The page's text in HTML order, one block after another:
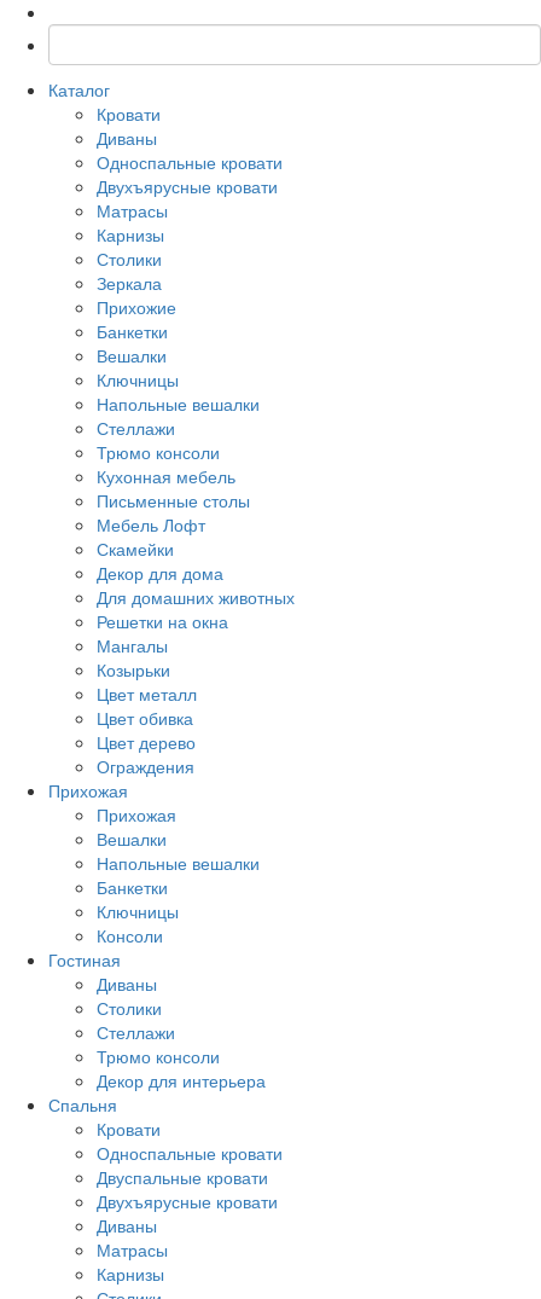
Каталог
Кровати
Диваны
Односпальные кровати
Двухъярусные кровати
Матрасы
Карнизы
Столики
Зеркала
Прихожие
Банкетки
Вешалки
Ключницы
Напольные вешалки
Стеллажи
Трюмо консоли
Кухонная мебель
Письменные столы
Мебель Лофт
Скамейки
Декор для дома
Для домашних животных
Решетки на окна
Мангалы
Козырьки
Цвет металл
Цвет обивка
Цвет дерево
Ограждения
Прихожая
Прихожая
Вешалки
Напольные вешалки
Банкетки
Ключницы
Консоли
Гостиная
Диваны
Столики
Стеллажи
Трюмо консоли
Декор для интерьера
Спальня
Кровати
Односпальные кровати
Двуспальные кровати
Двухъярусные кровати
Диваны
Матрасы
Карнизы